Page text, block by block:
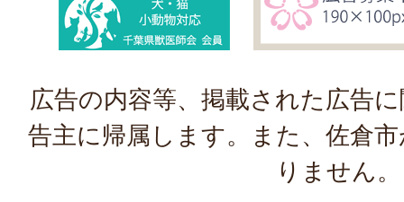
広告の内容等、掲載された広告
告主に帰属します。また、佐倉
りません。